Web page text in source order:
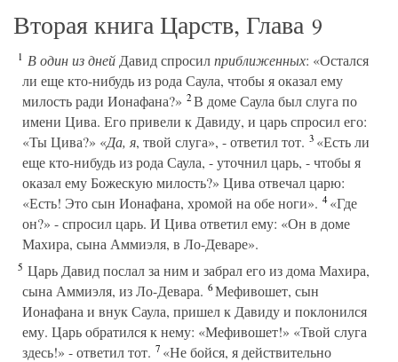
Вторая книга Царств, Глава 9
1 В один из дней Давид спросилприближенных: «Остался
ли еще кто-нибудь из рода Саула, чтобы я оказал ему
милость ради Ионафана?» 2В доме Саула был слуга по
имени Цива. Его привели к Давиду, и царь спросил его:
«Ты Цива?» «Да, я, твой слуга», - ответил тот. 3«Есть ли
еще кто-нибудь из рода Саула, - уточнил царь, - чтобы я
оказал ему Божескую милость?» Цива отвечал царю:
«Есть! Это сын Ионафана, хромой на обе ноги». 4«Где
он?» - спросил царь. И Цива ответил ему: «Он в доме
Махира, сына Аммиэля, в Ло-Деваре».
5 Царь Давид послал за ним и забрал его из дома Махира,
сына Аммиэля, из Ло-Девара. 6Мефивошет, сын
Ионафана и внук Саула, пришел к Давиду и поклонился
ему. Царь обратился к нему: «Мефивошет!» «Твой слуга
здесь!» - ответил тот. 7«Не бойся, я действительно